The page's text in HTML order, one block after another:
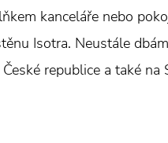
kanceláře nebo
Isotra. Neustále
republice a také na